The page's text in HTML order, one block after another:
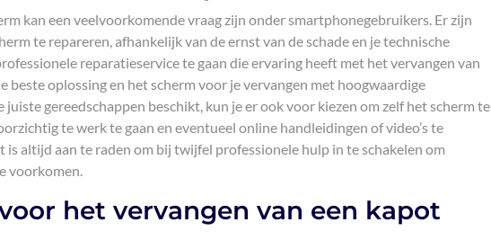
kan een veelvoorkomende vraag zijn onder smartphonegebruikers. Er zijn
te repareren, afhankelijk van de ernst van de schade en je technische
reparatieservice te gaan die ervaring heeft met het vervangen van
beste oplossing en het scherm voor je vervangen met hoogwaardige
gereedschappen beschikt, kun je er ook voor kiezen om zelf het scherm te
te werk te gaan en eventueel online handleidingen of video’s te
altijd aan te raden om bij twijfel professionele hulp in te schakelen om
voorkomen.
het vervangen van een kapot